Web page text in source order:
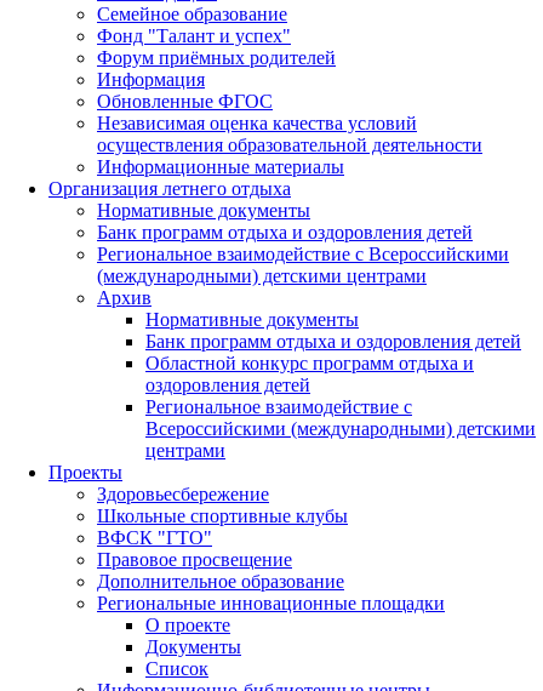
Семейное образование
Фонд "Талант и успех"
Форум приёмных родителей
Информация
Обновленные ФГОС
Независимая оценка качества условий
осуществления образовательной деятельности
Информационные материалы
Организация летнего отдыха
Нормативные документы
Банк программ отдыха и оздоровления детей
Региональное взаимодействие с Всероссийскими
(международными) детскими центрами
Архив
Нормативные документы
Банк программ отдыха и оздоровления детей
Областной конкурс программ отдыха и
оздоровления детей
Региональное взаимодействие с
Всероссийскими (международными) детскими
центрами
Проекты
Здоровьесбережение
Школьные спортивные клубы
ВФСК "ГТО"
Правовое просвещение
Дополнительное образование
Региональные инновационные площадки
О проекте
Документы
Список